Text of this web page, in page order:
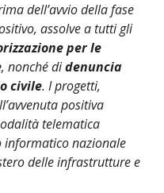
dell’avvio della fase
assolve a tutti gli
per le
, nonché didenuncia
civile. I progetti,
positiva
telematica
informatico nazionale
delle infrastrutture e